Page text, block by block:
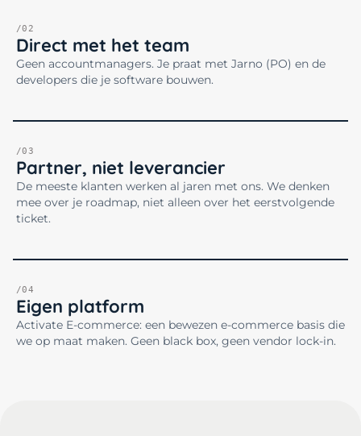
/02
Direct met het team
Geen accountmanagers. Je praat met Jarno (PO) en de
developers die je software bouwen.
/03
Partner, niet leverancier
De meeste klanten werken al jaren met ons. We denken
mee over je roadmap, niet alleen over het eerstvolgende
ticket.
/04
Eigen platform
Activate E-commerce: een bewezen e-commerce basis die
we op maat maken. Geen black box, geen vendor lock-in.